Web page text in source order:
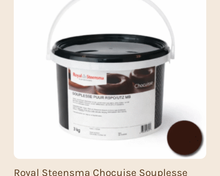
Royal Steensma Chocuise Souplesse